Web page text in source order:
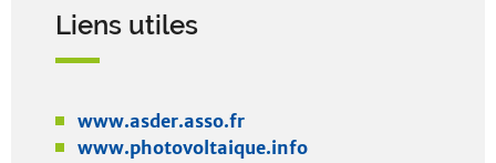
Liens utiles
www.asder.asso.fr
www.photovoltaique.info